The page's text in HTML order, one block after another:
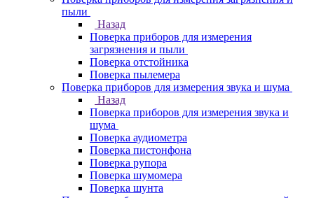
пыли
Назад
Поверка приборов для измерения
загрязнения и пыли
Поверка отстойника
Поверка пылемера
Поверка приборов для измерения звука и шума
Назад
Поверка приборов для измерения звука и
шума
Поверка аудиометра
Поверка пистонфона
Поверка рупора
Поверка шумомера
Поверка шунта